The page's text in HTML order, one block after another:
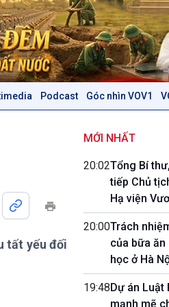
Podcast Góc nhìn VOV1
Dòng chảy Kinh tế
Khởi nghiệp
Tuyên chiến với gian lận
tất yếu đối
MỚI NHẤT
20:02Tổng Bí
tiếp Chủ
Hạ viện
20:00Trách
của bữa
học ở Hà
19:48Dự án Luật
mạnh mẽ